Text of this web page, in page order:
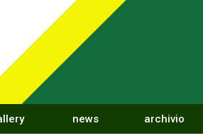
news archivio